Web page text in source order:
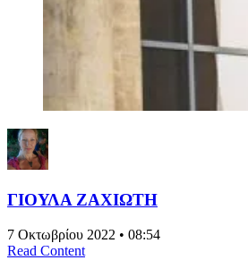
ΓΙΟΥΛΑ ΖΑΧΙΩΤΗ
7 Οκτωβρίου 2022 • 08:54
Read Content